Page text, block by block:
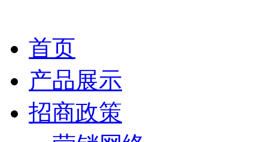
首页
产品展示
招商政策